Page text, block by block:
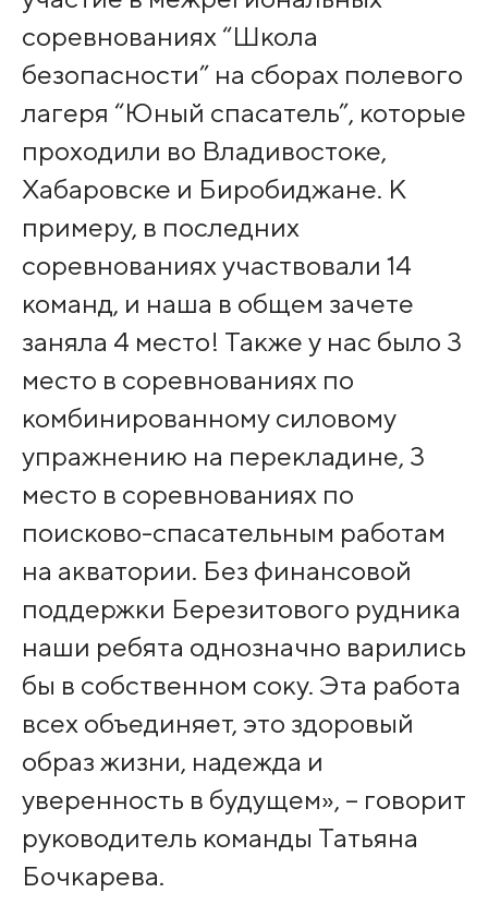
соревнованиях “Школа
безопасности” на сборах полевого
лагеря “Юный спасатель”, которые
проходили во Владивостоке,
Хабаровске и Биробиджане. К
примеру, в последних
соревнованиях участвовали 14
команд, и наша в общем зачете
заняла 4 место! Также у нас было 3
место в соревнованиях по
комбинированному силовому
упражнению на перекладине, 3
место в соревнованиях по
поисково-спасательным работам
на акватории. Без финансовой
поддержки Березитового рудника
наши ребята однозначно варились
бы в собственном соку. Эта работа
всех объединяет, это здоровый
образ жизни, надежда и
уверенность в будущем», – говорит
руководитель команды Татьяна
Бочкарева.